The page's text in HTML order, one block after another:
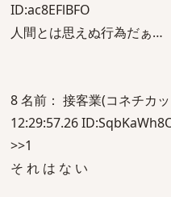
ID:ac8EFlBFO
人間とは思えぬ行為だぁ…
8 名前： 接客業(コネチカ
12:29:57.26
>>1
そ れ は な い